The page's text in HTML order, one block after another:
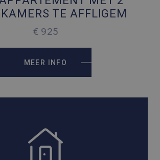
121 M2
TE AFFLIGEM
€ 925
MEER INFO